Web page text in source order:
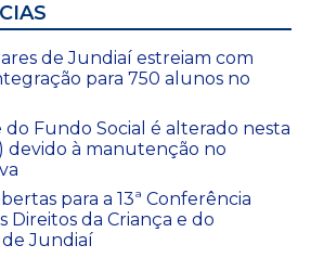
de Jundiaí estreiam com
para 750 alunos no
do Fundo Social é alterado nesta
devido à manutenção no
para a 13ª Conferência
Direitos da Criança e do
Jundiaí